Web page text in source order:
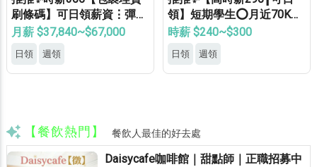
刷條碼】可日領薪資⋮彈性
加班⋮免健檢⋮免無塵⋮免
月薪 $37,840~$67,000
日領 週領
領】短期學生⭕月近70K✅
可周領✅長期學生✅等當兵
時薪 $240~$300
日領 週領
【餐飲熱門】 餐飲人最佳的好去處
Daisycafe咖啡館｜甜點師｜正職招募中